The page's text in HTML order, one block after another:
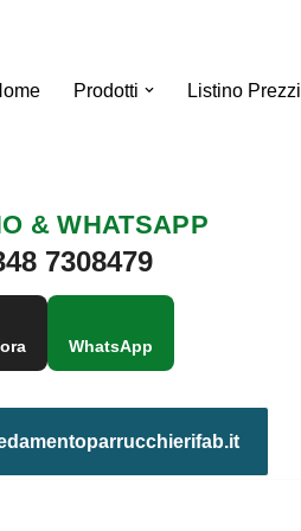
Prodotti Listino Prezzi
& WHATSAPP
7308479
WhatsApp